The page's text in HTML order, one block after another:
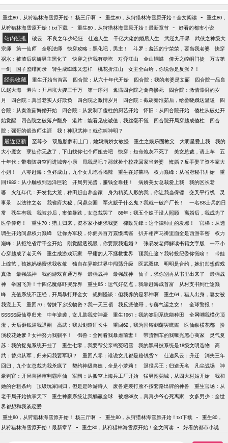
重生80，从狩猎林海雪原开始！ 杨三斤啊 - 重生80，从狩猎林海雪原开始！全文阅读 - 重生80，
从狩猎林海雪原开始！txt下载 - 重生80，从狩猎林海雪原开始！最新章节 - 好看的都市小说
站内强推 破云 不良之年少轻狂 仕途人生 千亿大佬的婚后人生 武逆九千界
武侠之神级大
宗师
第一仙师 全职法师 快穿攻略：黑化吧，男主！ 斗罗：羞涩的宁荣荣，要当我老婆
快穿
祸水：被渣后病娇男主黑化了
快穿之信我有糖吃 对弈江山 金山蝴蝶 倚天之崆峒门徒
万古第
一剑
国子监绯闻录 转生成蜘蛛又怎样 桃花折江山 女主全白给，你说你是反派？！
经典收藏 重生开始当首富 四合院：从六十年代开始 四合院：我的老婆是文丽
四合院一品良
民赵大海
港片：开局坑大嫂三千万 第一序列 禽满四合院之禽兽惨死
四合院：激情澎湃的岁
月
四合院：真当老实人好欺负 四合院之激情岁月 四合院：截胡秦淮茹后，给娄晓娥送温暖
四
合院：从秦淮茹悔婚开始
四合院：从复制了傻柱的厨艺开始 怀旧：从四合院开始
傻柱从破处开
始觉醒
四合院之破落户翻身 港片：能看见忠诚值，我丝毫不慌 四合院开局穿越成傻柱
四合
院：强哥的锻造师生涯
我！神职武神！就你叫神明？
最近更新 至尊令 双胞胎萝莉上门，她妈病娇女教授 重生之娱乐圈教父 大明星爱上我
我的
大小魔女
孽徒你无敌了，下山找你七个师姐去吧 快穿：短命炮灰不死了 美女总裁，请上车
五
十年代：带着随身空间进城奔小康
甩我是吧？那就捡个校花回家当老婆
悔婚？反手娶了资本家大
小姐！
八零赶海：鱼虾成山，九个女儿吃香喝辣 重生在好莱坞 权力巅峰：从省府秘书开始
重
回1982：从小舢板到远洋巨轮
开局穷光蛋，赚钱全靠挂！ 病娇美女总裁爱上我
我的区长老
婆
火红年代：开发北大荒，种田赶山养全家 身为精英人形的我，你让我当保镖 交叉平行线
灵
事录
以法律之名 我省府大秘，问鼎京圈 军火贩子什么鬼？我就一破产厂长！
一名SS士兵的日
常
苍生有我 我被炒后，市值暴跌，女总裁哭了 86年：我五个嫂子没人照顾
离婚后，我成为了
医学传奇！
重生70：猎王归来，资本家小姐求我娶 律政先锋：这个律师正的发邪！
官梯：从选
调生开始问鼎权力巅峰
让你办军校，你佣兵百万震慑鹰酱 扒开相声马褂里面全是西游辛密
权力
巅峰：从拒绝省厅千金开始
刚觉醒透视眼，你要跟我退婚？ 张易发老师解读书籍文字版
一不小
心穿越成了老天爷
重生成游戏玩家 平庸的人不拯救世界 顶我仕途？我转投纪委你慌啥！
带娃
上综艺，孩她妈杨蜜求我收敛
独自在异能世界中闯荡升级 医武双绝
明明是合约，她们却想假戏
真做
最强战神 我的游戏直通万界 最强战神 最强战神 仙子，求你别再从书里出来了
最强战
神
举国飞升！十四亿魔修吓哭异界 重生85：运气好亿点，我靠赶海成首富
从村支书到仕途巅
峰
充值系统不正经，开局暴打拜金女 规则怪谈：但我养的是邪神啊
重生64，猎人出身，妻女被
我宠上天
重回70：替妹下乡没物资？我一天三顿 我反派他哥，专薅气运之女！
全球警报！
SSSSS级仙尊归来
中年逆袭，女儿助我变神豪 重生1961：我的签到系统能种田
全网嘲我模仿顶
流，天后砸钱逼我退圈
高武：我以剑道证长生 重回62，我为国铸剑薅哭鹰酱 医仙纵横花都
扮
演校花她爹？女神努力我躺平！
御兽：全网看我暴虐前妻！ 带货翻车的我曝光黑心商家
灵气复
苏：我的捉鬼系统开挂了
重生七零，我要帮父亲鸣冤昭雪 我的黑科技系统是18级文明造物
高
武：替弟从军，归来问我要军职？
重回八零：谁说女儿都是赔钱货？ 仕途风云：升迁
消失三年
回归，九个女总裁为我杀疯了
契约神级兽娘，全是小萝莉！ 退役兵王：归途无名 凡尘战场
神
豪判官：开局直播审判霸座仙
军阀：从搬空上海兵工厂开始 猛男闯莞城，从四大村姑开始
我和
她的合租条约
顶级玩家回归，但是是吟游诗人 废兽逆袭打脸不按套路出牌的神兽
重生官场：从
老干局开始执掌天下
重生神豪系统让我躺赢全球 被虐88次，真真少爷心死离家
女多男少：全世
界都想和我谈恋爱
重生80，从狩猎林海雪原开始！ 杨三斤啊 - 重生80，从狩猎林海雪原开始！txt下载 - 重生80，
从狩猎林海雪原开始！最新章节 - 重生80，从狩猎林海雪原开始！全文阅读 - 好看的都市小说